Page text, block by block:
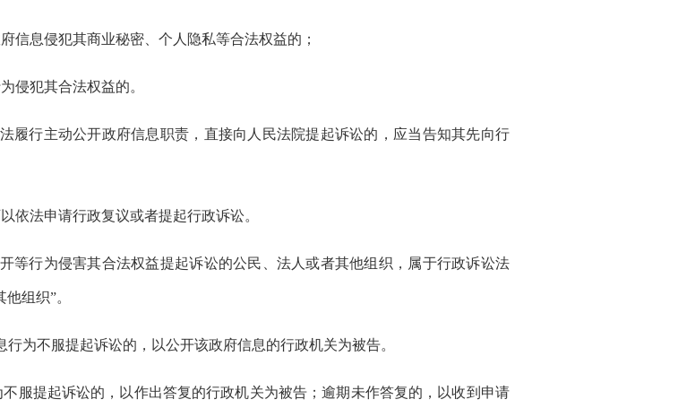
息侵犯其商业秘密、个人隐私等合法权益的；
犯其合法权益的。
履行主动公开政府信息职责，直接向人民法院提起诉讼的，应当告知其先向行
法申请行政复议或者提起行政诉讼。
等行为侵害其合法权益提起诉讼的公民、法人或者其他组织，属于行政诉讼法
组织”。
为不服提起诉讼的，以公开该政府信息的行政机关为被告。
提起诉讼的，以作出答复的行政机关为被告；逾期未作答复的，以收到申请